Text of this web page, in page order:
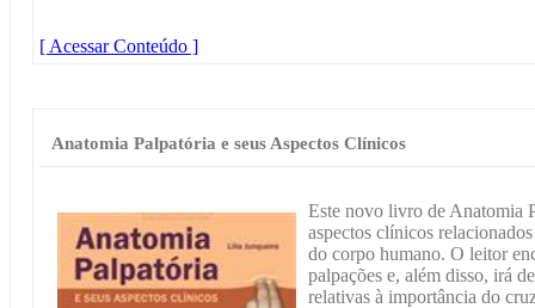
[ Acessar Conteúdo ]
Anatomia Palpatória e seus Aspectos Clínicos
Este novo livro de Anatomia
aspectos clínicos
do corpo humano. O leitor
palpações e, além disso, irá
relativas à importância do